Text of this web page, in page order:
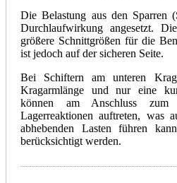
Die Belastung aus den Sparren
Durchlaufwirkung angesetzt.
größere Schnittgrößen für die
ist jedoch auf der sicheren Seite.
Bei Schiftern am unteren
Kragarmlänge und nur eine
können am Anschluss zum
Lagerreaktionen auftreten, was
abhebenden Lasten führen
berücksichtigt werden.